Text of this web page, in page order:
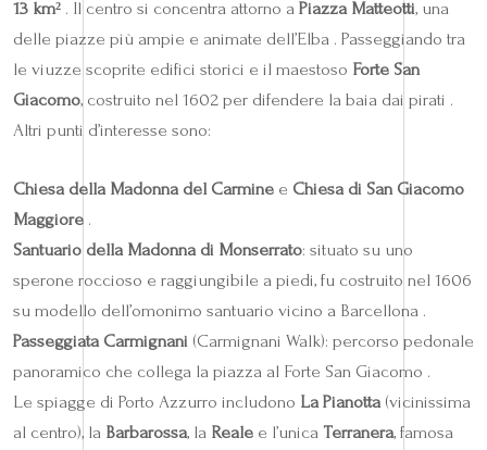
13 km² . Il centro si concentra attorno a Piazza Matteotti, una
delle piazze più ampie e animate dell’Elba . Passeggiando tra
le viuzze scoprite edifici storici e il maestoso Forte San
Giacomo, costruito nel 1602 per difendere la baia dai pirati .
Altri punti d’interesse sono:
Chiesa della Madonna del Carmine e Chiesa di San Giacomo
Maggiore .
Santuario della Madonna di Monserrato: situato su uno
sperone roccioso e raggiungibile a piedi, fu costruito nel 1606
su modello dell’omonimo santuario vicino a Barcellona .
Passeggiata Carmignani (Carmignani Walk): percorso pedonale
panoramico che collega la piazza al Forte San Giacomo .
Le spiagge di Porto Azzurro includono La Pianotta(vicinissima
al centro), la Barbarossa, la Reale e l’unica Terranera, famosa